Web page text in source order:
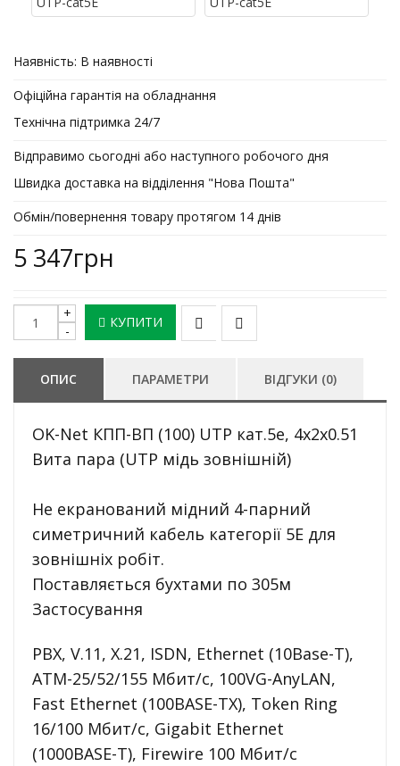
Наявність: В наявності
Офіційна гарантія на обладнання
Технічна підтримка 24/7
Відправимо сьогодні або наступного робочого дня
Швидка доставка на відділення "Нова Пошта"
Обмін/повернення товару протягом 14 днів
5 347грн
КУПИТИ
ОПИС ПАРАМЕТРИ ВІДГУКИ (0)
OK-Net КПП-ВП (100) UTP кат.5е, 4х2х0.51
Вита пара (UTP мідь зовнішній)
Не екранований мідний 4-парний
симетричний кабель категорії 5E для
зовнішніх робіт.
Поставляється бухтами по 305м
Застосування
PBX, V.11, X.21, ISDN, Ethernet (10Base-T),
ATM-25/52/155 Мбит/с, 100VG-AnyLAN,
Fast Ethernet (100BASE-TX), Token Ring
16/100 Мбит/с, Gigabit Ethernet
(1000BASE-T), Firewire 100 Мбит/с